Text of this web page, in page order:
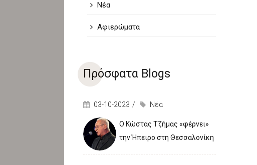
Νέα
Αφιερώματα
Πρόσφατα Blogs
03-10-2023 Νέα
Ο Κώστας Τζήμας «φέρνει»
την Ήπειρο στη Θεσσαλονίκη